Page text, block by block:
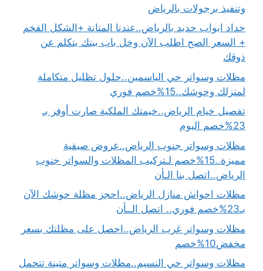
وتنفيذ برجولات بالرياض
حداد ابواب حديد بالرياض..عندنا المتانة +الشكل الفخم
+ السعر الصح اطلب الآن وخل باب بيتك يتكلم عن
ذوقك
مظلات وسواتر حي الياسمين..حلول تظليل متكاملة
لمنزلك وحوشك..15%خصم فوري
تفصيل خيام الرياض..خيمتك الملكية صارت أوفر بـ
23%خصم اليوم
مظلات وسواتر جنوب الرياض..عروض صيفية
مميزة..15%خصم لـتركيب المظلات والسواتر جنوب
الرياض..اتصل بنا الـأن
مظلات احواش منازل الرياض..احجز مظلة حوشك الآن
بـ23%خصم فوري.. اتصل الــأن
مظلات وسواتر غرب الرياض..احصل على مظلتك بسعر
مخفض10%خصم
مظلات وسواتر حي النسيم..مظلات وسواتر متينة تتحمل